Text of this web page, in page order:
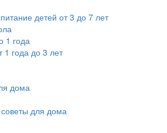
детей от 3 до 7 лет
1 года
1 года до 3 лет
дома
для дома